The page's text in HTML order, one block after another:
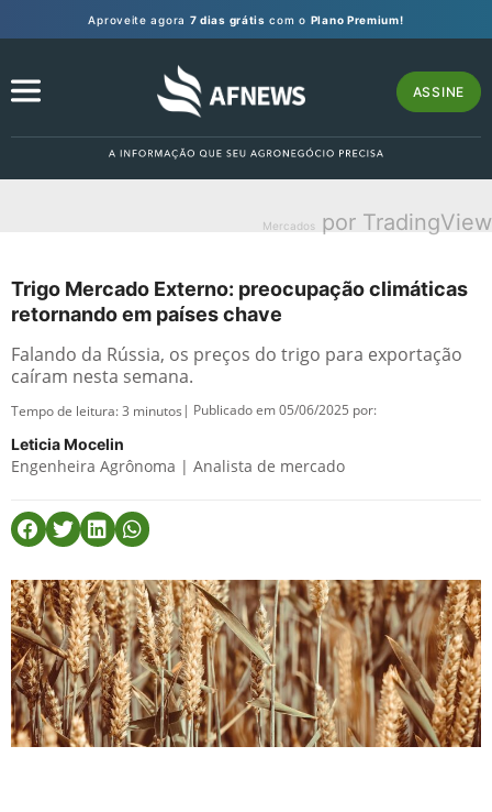
Aproveite agora 7 dias grátis com o Plano Premium!
ASSINE
Mercados por TradingView
Trigo Mercado Externo: preocupação climáticas
retornando em países chave
Falando da Rússia, os preços do trigo para exportação
caíram nesta semana.
Tempo de leitura:3 minutos | Publicado em 05/06/2025 por:
Leticia Mocelin
Engenheira Agrônoma | Analista de mercado